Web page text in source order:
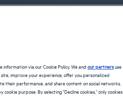
information via our Cookie Policy. We andour partnersuse
improve your experience, offer you personalized
their performance, and share content on social networks.
purpose. By selecting "Decline cookies," only cookies